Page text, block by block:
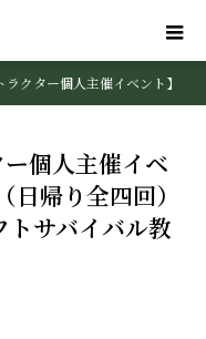
ラクター個人主催イベント】
ー個人主催イベ
日帰り全四回）
トサバイバル教